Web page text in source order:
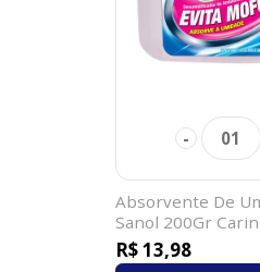
- 01
Absorvente De
Sanol 200Gr
R$ 13,98